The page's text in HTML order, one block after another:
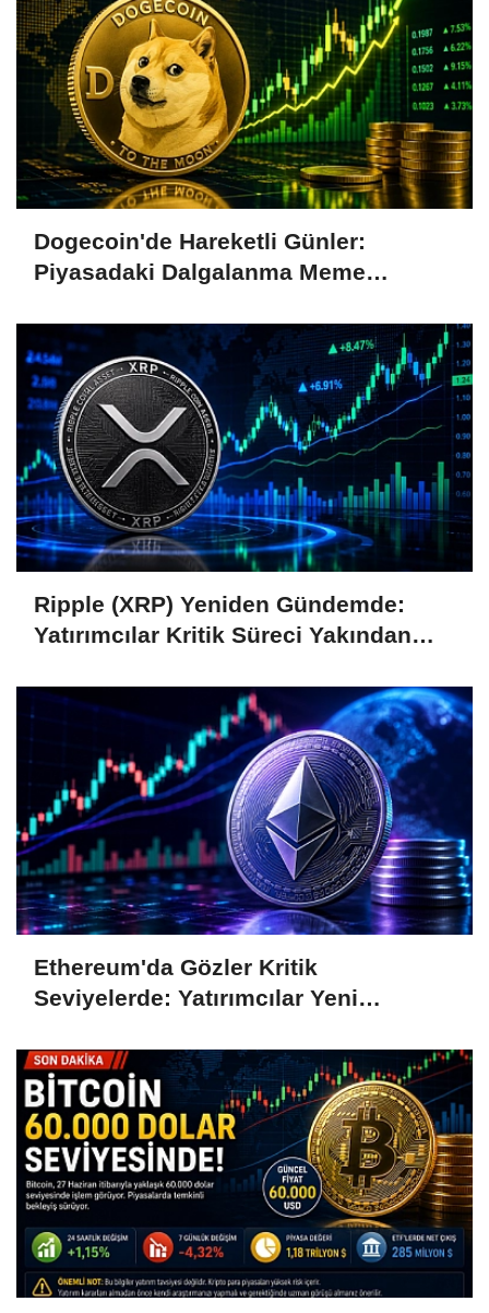
Dogecoin'de Hareketli Günler:
Piyasadaki Dalgalanma Meme
Ripple (XRP) Yeniden Gündemde:
Yatırımcılar Kritik Süreci Yakından
Ethereum'da Gözler Kritik
Seviyelerde: Yatırımcılar Yeni